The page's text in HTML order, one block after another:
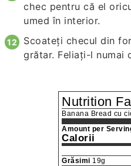
chec pentru că el
umed în interior.
Scoateți checul din
grătar. Feliați-l numai
Nutrition
Banana Bread cu
Amount per
Calorii
Grăsimi 19g